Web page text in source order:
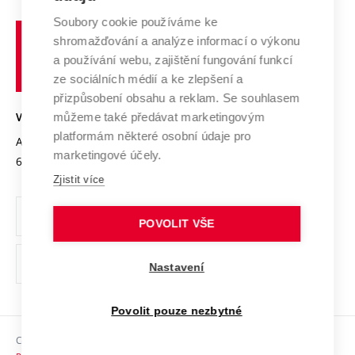
Výzkumné infrastruktury
Transfer znalostí
Open Science
Projekty
Projekty ze strukturálních fondů
Specifický výzkum
Spolupráce se školami
Služby univerzity
Mezinárodní dohody
Univerzitní sítě
Profil univerzity
Udržitelná univerzita
Podnikavá univerzita / ContriBUTe
Bezpečná univerzita
Vyznamenání
Organizační struktura
Ochrana osobních údajů
odkaz)
Sociální bezpečí
učení
technické
Brně
VYSOKÉ UČENÍ TECHNICKÉ V BRNĚ
Antonínská 548/1
602 00 Brno
www.vut.cz
vut@vutbr.cz
Copyright © 2026 VUT
Soubory cookie používáme ke
shromažďování a analýze informací o výkonu
a používání webu, zajištění fungování funkcí
ze sociálních médií a ke zlepšení a
přizpůsobení obsahu a reklam. Se souhlasem
můžeme také předávat marketingovým
platformám některé osobní údaje pro
marketingové účely.
Zjistit více
POVOLIT VŠE
Nastavení
Povolit pouze nezbytné